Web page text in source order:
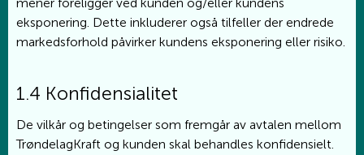
eksponering. Dette inkluderer også tilfeller der endrede
markedsforhold påvirker kundens eksponering eller risiko.
1.4 Konfidensialitet
De vilkår og betingelser som fremgår av avtalen mellom
TrøndelagKraft og kunden skal behandles konfidensielt.